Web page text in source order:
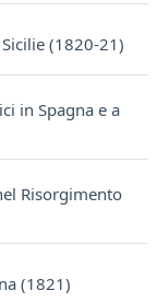
(1820-21)
in Spagna e a
Risorgimento
(1821)